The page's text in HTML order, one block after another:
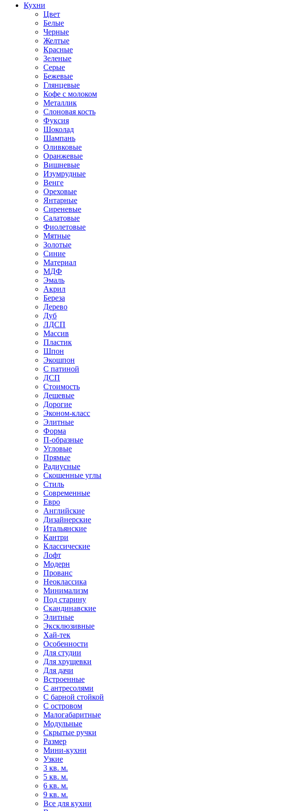
Кухни
Цвет
Белые
Черные
Желтые
Красные
Зеленые
Серые
Бежевые
Глянцевые
Кофе с молоком
Металлик
Слоновая кость
Фуксия
Шоколад
Шампань
Оливковые
Оранжевые
Вишневые
Изумрудные
Венге
Ореховые
Янтарные
Сиреневые
Салатовые
Фиолетовые
Мятные
Золотые
Синие
Материал
МДФ
Эмаль
Акрил
Береза
Дерево
Дуб
ЛДСП
Массив
Пластик
Шпон
Экошпон
С патиной
ДСП
Стоимость
Дешевые
Дорогие
Эконом-класс
Элитные
Форма
П-образные
Угловые
Прямые
Радиусные
Скошенные углы
Стиль
Современные
Евро
Английские
Дизайнерские
Итальянские
Кантри
Классические
Лофт
Модерн
Прованс
Неоклассика
Минимализм
Под старину
Скандинавские
Элитные
Эксклюзивные
Хай-тек
Особенности
Для студии
Для хрущевки
Для дачи
Встроенные
С антресолями
С барной стойкой
С островом
Малогабаритные
Модульные
Скрытые ручки
Размер
Мини-кухни
Узкие
3 кв. м.
5 кв. м.
6 кв. м.
9 кв. м.
Все для кухни